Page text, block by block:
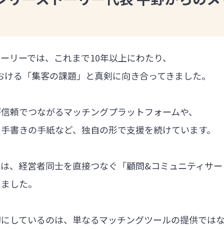
リーでは、これまで10年以上にわたり、
る「集客の課題」と真剣に向き合ってきました。
頼でつながるマッチングプラットフォームや、
書きの手紙など、独自の形で支援を続けています。
、経営者同士を直接つなぐ「顧問&コミュニティサ
した。
しているのは、単なるマッチングツールの提供では